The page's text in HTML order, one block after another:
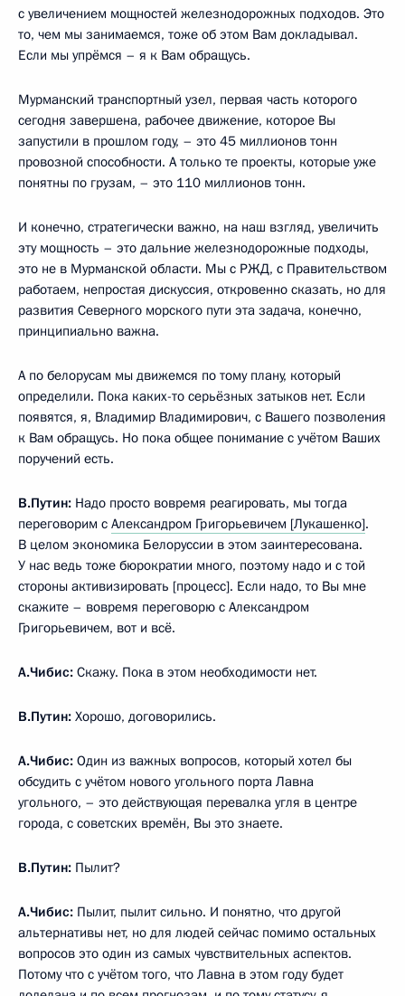
с увеличением мощностей железнодорожных подходов. Это
то, чем мы занимаемся, тоже об этом Вам докладывал.
Если мы упрёмся – я к Вам обращусь.
Мурманский транспортный узел, первая часть которого
сегодня завершена, рабочее движение, которое Вы
запустили в прошлом году, – это 45 миллионов тонн
провозной способности. А только те проекты, которые уже
понятны по грузам, – это 110 миллионов тонн.
И конечно, стратегически важно, на наш взгляд, увеличить
эту мощность – это дальние железнодорожные подходы,
это не в Мурманской области. Мы с РЖД, с Правительством
работаем, непростая дискуссия, откровенно сказать, но для
развития Северного морского пути эта задача, конечно,
принципиально важна.
А по белорусам мы движемся по тому плану, который
определили. Пока каких-то серьёзных затыков нет. Если
появятся, я, Владимир Владимирович, с Вашего позволения
к Вам обращусь. Но пока общее понимание с учётом Ваших
поручений есть.
В.Путин: Надо просто вовремя реагировать, мы тогда
переговорим с Александром Григорьевичем [Лукашенко].
В целом экономика Белоруссии в этом заинтересована.
У нас ведь тоже бюрократии много, поэтому надо и с той
стороны активизировать [процесс]. Если надо, то Вы мне
скажите – вовремя переговорю с Александром
Григорьевичем, вот и всё.
А.Чибис: Скажу. Пока в этом необходимости нет.
В.Путин: Хорошо, договорились.
А.Чибис: Один из важных вопросов, который хотел бы
обсудить с учётом нового угольного порта Лавна
угольного, – это действующая перевалка угля в центре
города, с советских времён, Вы это знаете.
В.Путин: Пылит?
А.Чибис: Пылит, пылит сильно. И понятно, что другой
альтернативы нет, но для людей сейчас помимо остальных
вопросов это один из самых чувствительных аспектов.
Потому что с учётом того, что Лавна в этом году будет